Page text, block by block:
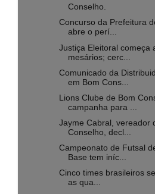
Conselho.
Concurso da Prefeitura
abre o perí...
Justiça Eleitoral começa
mesários; cerc...
Comunicado da
em Bom Cons...
Lions Clube de Bom
campanha para ...
Jayme Cabral, vereador
Conselho, decl...
Campeonato de Futsal
Base tem iníc...
Cinco times brasileiros
as qua...